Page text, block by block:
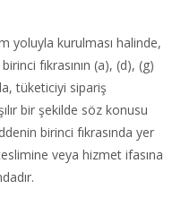
yoluyla kurulması halinde,
fıkrasının (a), (d), (g)
tüketiciyi sipariş
bir şekilde söz konusu
birinci fıkrasında yer
veya hizmet ifasına